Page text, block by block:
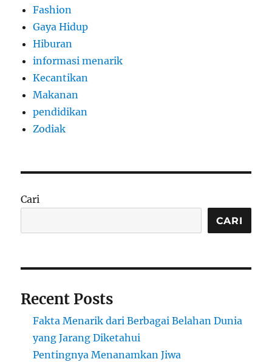
Fashion
Gaya Hidup
Hiburan
informasi menarik
Kecantikan
Makanan
pendidikan
Zodiak
Cari
CARI
Recent Posts
Fakta Menarik dari Berbagai Belahan Dunia
yang Jarang Diketahui
Pentingnya Menanamkan Jiwa